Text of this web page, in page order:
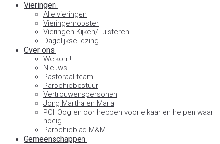
Vieringen
Alle vieringen
Vieringenrooster
Vieringen Kijken/Luisteren
Dagelijkse lezing
Over ons
Welkom!
Nieuws
Pastoraal team
Parochiebestuur
Vertrouwenspersonen
Jong Martha en Maria
PCI: Oog en oor hebben voor elkaar en helpen waar
nodig
Parochieblad M&M
Gemeenschappen